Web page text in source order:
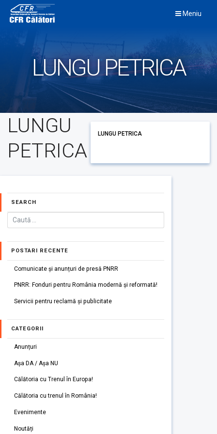
content
Meniu
LUNGU PETRICA
LUNGU
PETRICA
LUNGU PETRICA
SEARCH
POSTARI RECENTE
Comunicate și anunțuri de presă PNRR
PNRR: Fonduri pentru România modernă și reformată!
Servicii pentru reclamă și publicitate
CATEGORII
Anunțuri
Așa DA / Așa NU
Călătoria cu Trenul în Europa!
Călătoria cu trenul în România!
Evenimente
Noutăți